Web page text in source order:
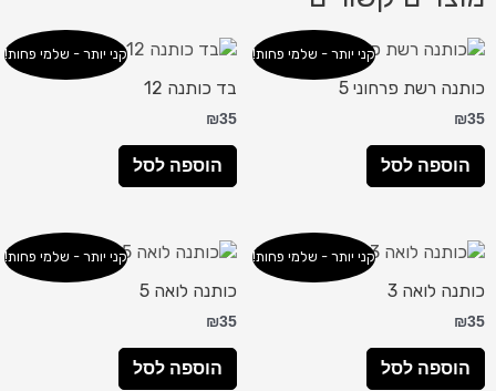
קני יותר - שלמי פחות!
כותנה רשת פרחוני 5
₪35
הוספה לסל
קני יותר - שלמי פחות!
בד כותנה 12
₪35
הוספה לסל
קני יותר - שלמי פחות!
כותנה לואה 3
₪35
הוספה לסל
קני יותר - שלמי פחות!
כותנה לואה 5
₪35
הוספה לסל